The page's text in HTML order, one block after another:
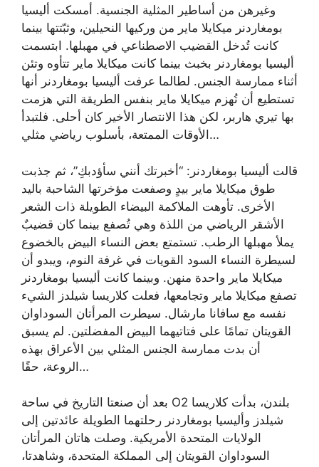
وغيرهن من أساطير المثلية الجنسية. أمسكت أليسيا
بومغاردنر ميكايلا ماير من وركيها النحيلين، وثبّتتها بينما
كانت تُدخل القضيب الاصطناعي في مهبلها. ابتسمت
أليسيا بومغاردنر بخبث بينما كانت ميكايلا ماير تتأوه وتئن
أثناء ممارسة الجنس. لطالما عرفت أليسيا بومغاردنر أنها
تستطيع أن تُهزم ميكايلا ماير بنفس الطريقة التي هزمت
بها تيري هاربر، لكن هذا الانتصار الأخير كان أحلى. فلتبدأ
الأوقات الممتعة، بأسلوب رياضي مثلي…
قالت أليسيا بومغاردنر: “أخبرتك أنني سأؤدبكِ”، ثم جذبت
طوق ميكايلا ماير بيدٍ وصفعت مؤخرتها الشاحبة باليد
الأخرى. تأوهت الملاكمة البيضاء الطويلة ذات الشعر
الأشقر الرياضي من اللذة وهي تُصفع بينما كان قضيبٌ
يملأ مهبلها الرطب. تستمتع بعض النساء البيض بالخضوع
لسيطرة النساء السود القويات في غرفة النوم، ويبدو أن
ميكايلا ماير واحدة منهن. وبينما كانت أليسيا بومغاردنر
تصفع ميكايلا ماير وتجامعها، فعلت كلاريسا شيلدز الشيء
نفسه مع سافانا مارشال. سيطرت المرأتان السوداوان
القويتان تمامًا على فتاتيهما البيض المفضلتين. لم يسبق
أن بدت ممارسة الجنس المثلي بين الأعراق بهذه
الروعة، حقًا…
بعد أن صنعتا التاريخ في ساحة O2 بلندن، بدأت كلاريسا
شيلدز وأليسيا بومغاردنر رحلتهما الطويلة عائدتين إلى
الولايات المتحدة الأمريكية. وصلت هاتان المرأتان
السوداوان القويتان إلى المملكة المتحدة، وشاهدتا،